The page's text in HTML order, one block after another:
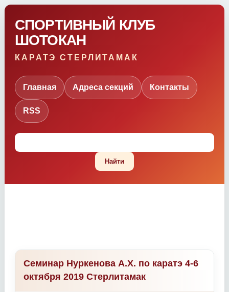
СПОРТИВНЫЙ КЛУБ
ШОТОКАН
КАРАТЭ СТЕРЛИТАМАК
Главная Адреса секций Контакты
RSS
Семинар Нуркенова А.Х. по каратэ 4-6
октября 2019 Стерлитамак